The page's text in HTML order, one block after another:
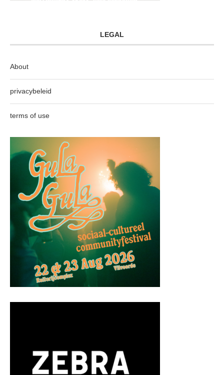
LEGAL
About
privacybeleid
terms of use